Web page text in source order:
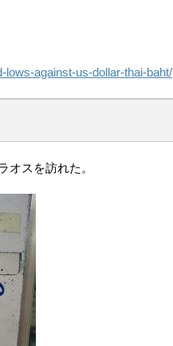
lows-against-us-dollar-thai-baht/
オスを訪れた。